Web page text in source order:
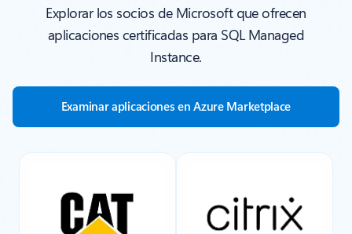
Explorar los socios de Microsoft que ofrecen
aplicaciones certificadas para SQL Managed
Instance.
Examinar aplicaciones en Azure Marketplace